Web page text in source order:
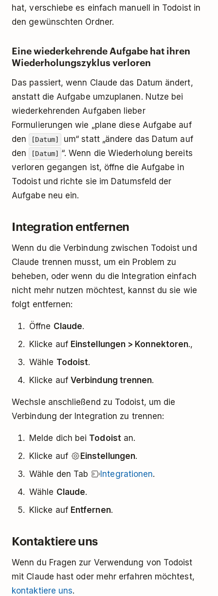
hat, verschiebe es einfach manuell in Todoist in
den gewünschten Ordner.
Eine wiederkehrende Aufgabe hat ihren
Wiederholungszyklus verloren
Das passiert, wenn Claude das Datum ändert,
anstatt die Aufgabe umzuplanen. Nutze bei
wiederkehrenden Aufgaben lieber
Formulierungen wie „plane diese Aufgabe auf
den
[Datum]
um“ statt „ändere das Datum auf
den
[Datum]
“. Wenn die Wiederholung bereits
verloren gegangen ist, öffne die Aufgabe in
Todoist und richte sie im Datumsfeld der
Aufgabe neu ein.
Integration entfernen
Wenn du die Verbindung zwischen Todoist und
Claude trennen musst, um ein Problem zu
beheben, oder wenn du die Integration einfach
nicht mehr nutzen möchtest, kannst du sie wie
folgt entfernen:
Öffne Claude.
Klicke auf Einstellungen > Konnektoren.,
Wähle Todoist.
Klicke auf Verbindung trennen.
Wechsle anschließend zu Todoist, um die
Verbindung der Integration zu trennen:
Melde dich bei Todoistan.
Klicke auf
Einstellungen.
Wähle den Tab
Integrationen.
Wähle Claude.
Klicke auf Entfernen.
Kontaktiere uns
Wenn du Fragen zur Verwendung von Todoist
mit Claude hast oder mehr erfahren möchtest,
kontaktiere uns.